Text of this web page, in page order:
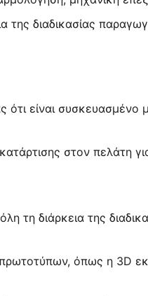
διαδικασίας
είναι
στον πελάτη
τη διάρκεια της
όπως η 3D